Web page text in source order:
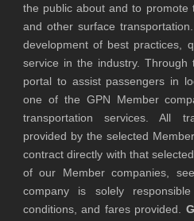
the public about and to promote
and other surface
development of best practices,
service in the industry. Through
portal to assist passengers in
one of the GPN Member
transportation services. All
provided by the selected
contract directly with that
of our Member companies,
company is solely
conditions, and fares provided.